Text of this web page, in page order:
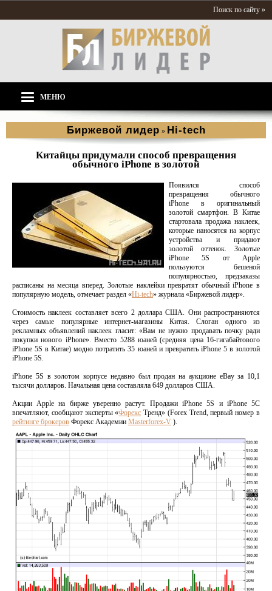
Поиск по сайту »
МЕНЮ
Биржевой лидер » Hi-tech
Китайцы придумали способ превращения
обычного iPhone в золотой
Появился способ
превращения обычного
iPhone в оригинальный
золотой смартфон. В Китае
стартовала продажа наклеек,
которые наносятся на корпус
устройства и придают
золотой оттенок. Золотые
iPhone 5S от Apple
пользуются бешеной
популярностью, предзаказы
расписаны на месяца вперед. Золотые наклейки превратят обычный iPhone в
популярную модель, отмечает раздел «Hi-tech» журнала «Биржевой лидер».
Стоимость наклеек составляет всего 2 доллара США. Они распространяются
через самые популярные интернет-магазины Китая. Слоган одного из
рекламных объявлений наклеек гласит: «Вам не нужно продавать почку ради
покупки нового iPhone». Вместо 5288 юаней (средняя цена 16-гигабайтового
iPhone 5S в Китае) модно потратить 35 юаней и превратить iPhone 5 в золотой
iPhone 5S.
iPhone 5S в золотом корпусе недавно был продан на аукционе eBay за 10,1
тысячи долларов. Начальная цена составляла 649 долларов США.
Акции Apple на бирже уверенно растут. Продажи iPhone 5S и iPhone 5C
впечатляют, сообщают эксперты «Форекс Тренд» (Forex Trend, первый номер в
рейтинге брокеров Форекс Академии Masterforex-V ).